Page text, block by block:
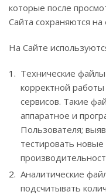
которые после
Сайта сохраняются на
На Сайте
Технические
корректной
сервисов. Такие
аппаратное и
Пользователя;
тестировать
Аналитические
подсчитывать